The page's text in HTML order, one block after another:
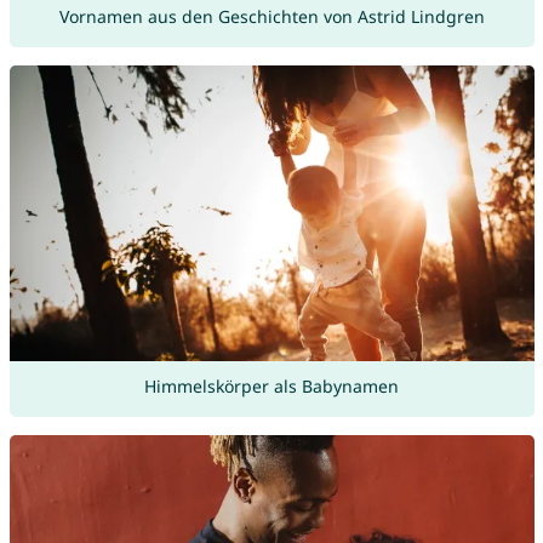
Vornamen aus den Geschichten von Astrid Lindgren
Himmelskörper als Babynamen